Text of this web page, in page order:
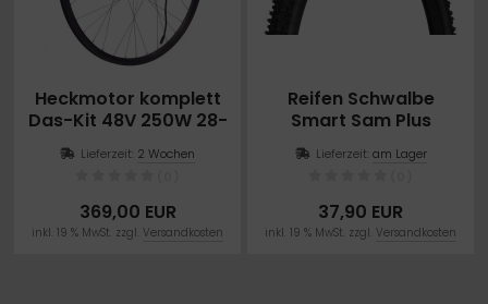
Heckmotor komplett
Das-Kit 48V 250W 28-
Lieferzeit: 2 Wochen
369,00 EUR
inkl. 19 % MwSt. zzgl. Versandkosten
Reifen Schwalbe
Smart Sam Plus
Performance Line 57-
622 29x2.25
Lieferzeit: am Lager
37,90 EUR
inkl. 19 % MwSt. zzgl. Versandkosten